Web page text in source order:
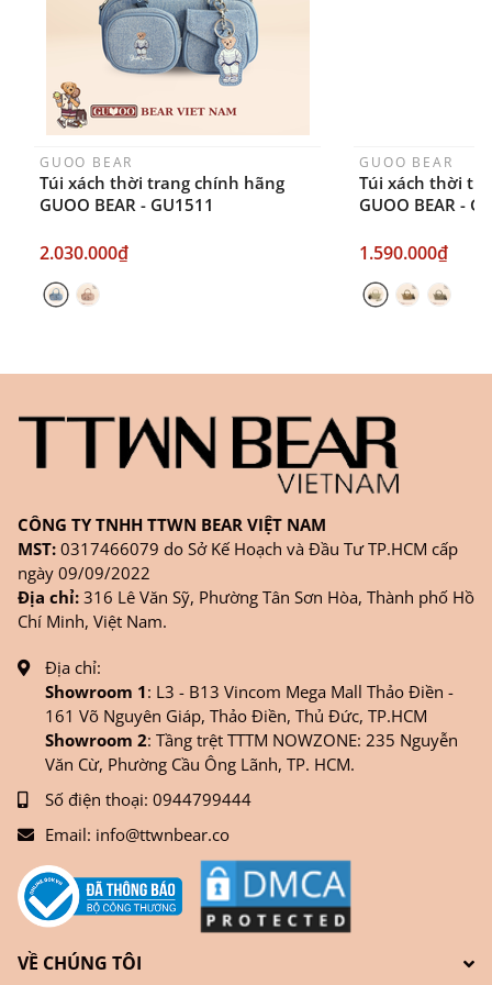
GUOO BEAR
Túi xách thời trang chính hãng
GUOO BEAR - GU1511
2.030.000₫
GUOO BEAR
Túi xách thời
GUOO BEAR -
1.590.000₫
CÔNG TY TNHH TTWN BEAR VIỆT NAM
MST: 0317466079 do Sở Kế Hoạch và Đầu Tư TP.HCM cấp
ngày 09/09/2022
Địa chỉ: 316 Lê Văn Sỹ, Phường Tân Sơn Hòa, Thành phố Hồ
Chí Minh, Việt Nam.
Địa chỉ:
Showroom 1: L3 - B13 Vincom Mega Mall Thảo Điền -
161 Võ Nguyên Giáp, Thảo Điền, Thủ Đức, TP.HCM
Showroom 2: Tầng trệt TTTM NOWZONE: 235 Nguyễn
Văn Cừ, Phường Cầu Ông Lãnh, TP. HCM.
Số điện thoại: 0944799444
Email: info@ttwnbear.co
VỀ CHÚNG TÔI